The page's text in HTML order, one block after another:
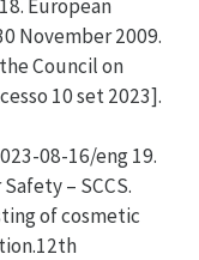
European
November 2009.
Council on
10 set 2023].
08-16/eng 19.
– SCCS.
of cosmetic